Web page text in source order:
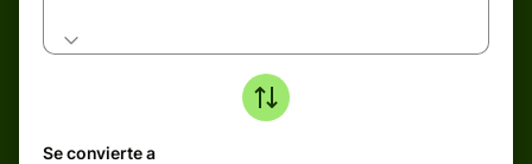
Se convierte a